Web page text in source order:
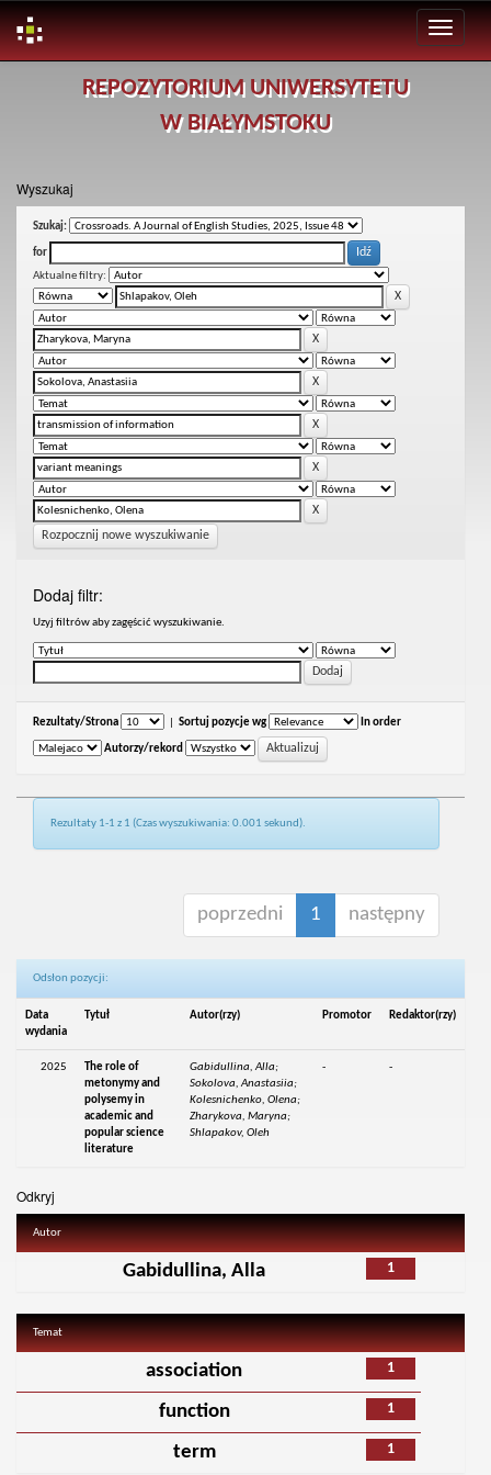
REPOZYTORIUM UNIWERSYTETU
W BIAŁYMSTOKU
Wyszukaj
Szukaj:
for
Aktualne filtry:
Rozpocznij nowe wyszukiwanie
Dodaj filtr:
Uzyj filtrów aby zagęścić wyszukiwanie.
Rezultaty/Strona Sortuj pozycje wg In order
Autorzy/rekord
Rezultaty 1-1 z 1 (Czas wyszukiwania: 0.001 sekund).
poprzedni 1 następny
Odsłon pozycji:
Data
wydania
Tytuł Autor(rzy) Promotor Redaktor(rzy)
2025
The role of
metonymy and
polysemy in
academic and
popular science
literature
Gabidullina, Alla;
Sokolova, Anastasiia;
Kolesnichenko, Olena;
Zharykova, Maryna;
Shlapakov, Oleh
- -
Odkryj
Autor
1
Gabidullina, Alla
Temat
1
association
1
function
1
term